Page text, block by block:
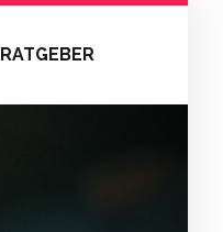
RATGEBER